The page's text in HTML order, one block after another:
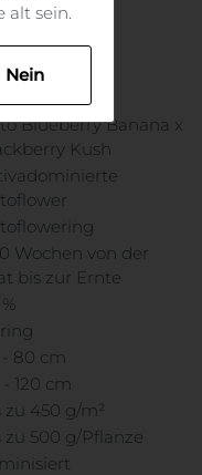
Blueberry Banana x
Kush
Wochen von der
bis zur Ernte
80 cm
120 cm
zu 450 g/m²
zu 500 g/Pflanze
alt sein.
Nein